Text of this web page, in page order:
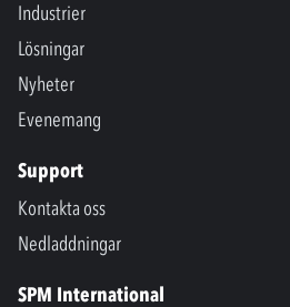
Industrier
Lösningar
Nyheter
Evenemang
Support
Kontakta oss
Nedladdningar
SPM International